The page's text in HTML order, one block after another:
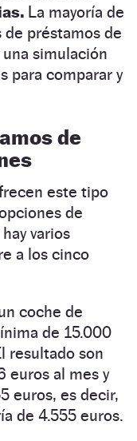
La mayoría de
préstamos de
simulación
para comparar y
de
este tipo
de
varios
a los cinco
coche de
de 15.000
resultado son
euros al mes y
euros, es decir,
de 4.555 euros.